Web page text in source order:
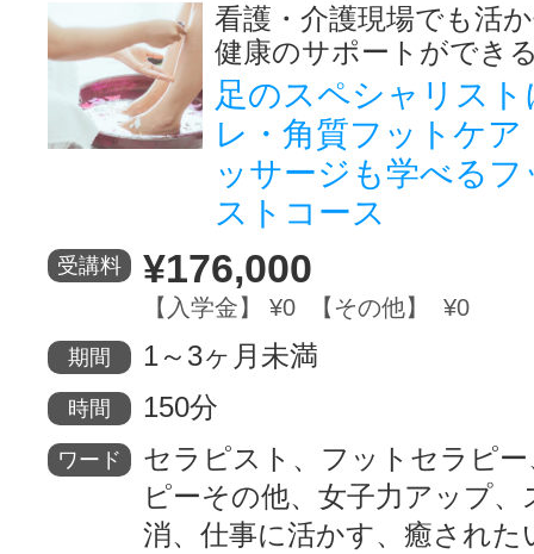
看護・介護現場でも活
健康のサポートができ
足のスペシャリス
レ・角質フットケ
ッサージも学べる
ストコース
受講料 ¥176,000
【入学金】 ¥0 【その他】 ¥0
期間 1～3ヶ月未満
時間 150分
ワード
セラピスト、フットセラピ
ピーその他、女子力アップ、
消、仕事に活かす、癒された